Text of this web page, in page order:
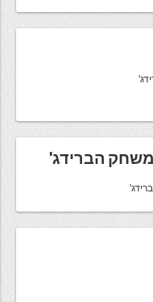
הברידג'